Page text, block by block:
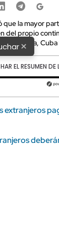
que la mayor
del propio
Argentina, Cuba
×
EL RESUMEN
Tiempo
extranjeros